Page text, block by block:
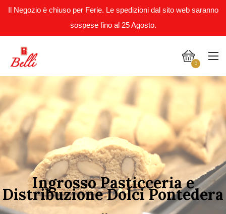
Il Negozio è chiuso per Ferie. Le spedizioni dal sito web saranno
sospese fino al 25 Agosto.
0
Ingrosso Pasticceria e
Distribuzione Dolci Pontedera